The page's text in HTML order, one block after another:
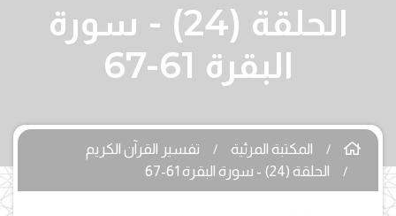
الحلقة (24) - سورة
البقرة 61-67
المكتبة المرئية
تفسير القرآن الكريم
الحلقة (24) - سورة البقرة 61-67